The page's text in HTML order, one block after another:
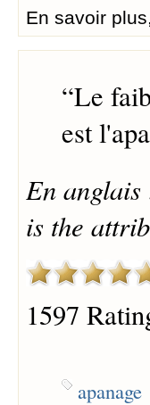
En savoir
“Le
est
En anglais
is the
1597
apanage